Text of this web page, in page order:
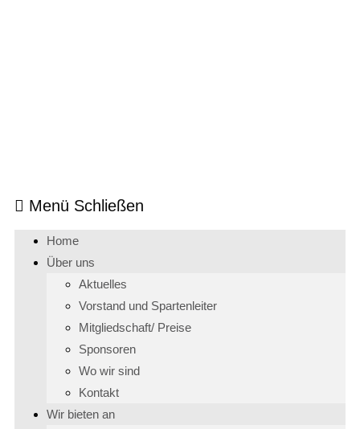
Menü Schließen
Home
Über uns
Aktuelles
Vorstand und Spartenleiter
Mitgliedschaft/ Preise
Sponsoren
Wo wir sind
Kontakt
Wir bieten an